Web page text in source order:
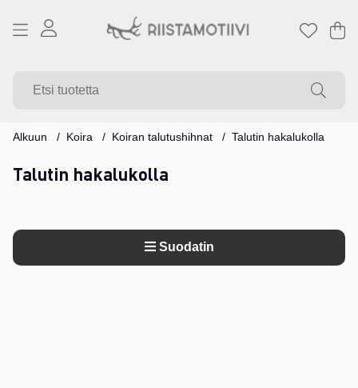
.
Alkuun Koira Koiran talutushihnat Talutin hakalukolla
Talutin hakalukolla
Suodatin